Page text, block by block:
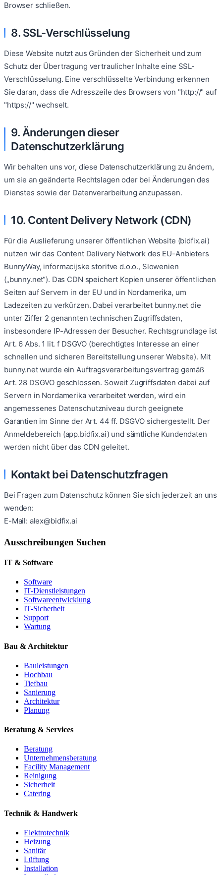
Browser schließen.
8. SSL-Verschlüsselung
Diese Website nutzt aus Gründen der Sicherheit und zum
Schutz der Übertragung vertraulicher Inhalte eine SSL-
Verschlüsselung. Eine verschlüsselte Verbindung erkennen
Sie daran, dass die Adresszeile des Browsers von "http://" auf
"https://" wechselt.
9. Änderungen dieser
Datenschutzerklärung
Wir behalten uns vor, diese Datenschutzerklärung zu ändern,
um sie an geänderte Rechtslagen oder bei Änderungen des
Dienstes sowie der Datenverarbeitung anzupassen.
10. Content Delivery Network (CDN)
Für die Auslieferung unserer öffentlichen Website (bidfix.ai)
nutzen wir das Content Delivery Network des EU-Anbieters
BunnyWay, informacijske storitve d.o.o., Slowenien
(„bunny.net“). Das CDN speichert Kopien unserer öffentlichen
Seiten auf Servern in der EU und in Nordamerika, um
Ladezeiten zu verkürzen. Dabei verarbeitet bunny.net die
unter Ziffer 2 genannten technischen Zugriffsdaten,
insbesondere IP-Adressen der Besucher. Rechtsgrundlage ist
Art. 6 Abs. 1 lit. f DSGVO (berechtigtes Interesse an einer
schnellen und sicheren Bereitstellung unserer Website). Mit
bunny.net wurde ein Auftragsverarbeitungsvertrag gemäß
Art. 28 DSGVO geschlossen. Soweit Zugriffsdaten dabei auf
Servern in Nordamerika verarbeitet werden, wird ein
angemessenes Datenschutzniveau durch geeignete
Garantien im Sinne der Art. 44 ff. DSGVO sichergestellt. Der
Anmeldebereich (app.bidfix.ai) und sämtliche Kundendaten
werden nicht über das CDN geleitet.
Kontakt bei Datenschutzfragen
Bei Fragen zum Datenschutz können Sie sich jederzeit an uns
wenden:
E-Mail: alex@bidfix.ai
Ausschreibungen Suchen
IT & Software
Software
IT-Dienstleistungen
Softwareentwicklung
IT-Sicherheit
Support
Wartung
Bau & Architektur
Bauleistungen
Hochbau
Tiefbau
Sanierung
Architektur
Planung
Beratung & Services
Beratung
Unternehmensberatung
Facility Management
Reinigung
Sicherheit
Catering
Technik & Handwerk
Elektrotechnik
Heizung
Sanitär
Lüftung
Installation